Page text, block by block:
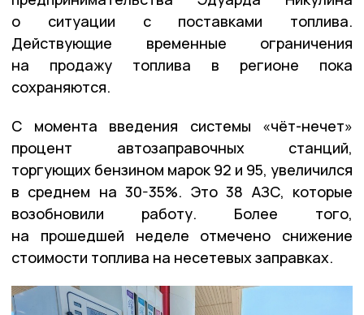
о ситуации с поставками топлива.
Действующие временные ограничения
на продажу топлива в регионе пока
сохраняются.
С момента введения системы «чёт-нечет»
процент автозаправочных станций,
торгующих бензином марок 92 и 95, увеличился
в среднем на 30-35%. Это 38 АЗС, которые
возобновили работу. Более того,
на прошедшей неделе отмечено снижение
стоимости топлива на несетевых заправках.